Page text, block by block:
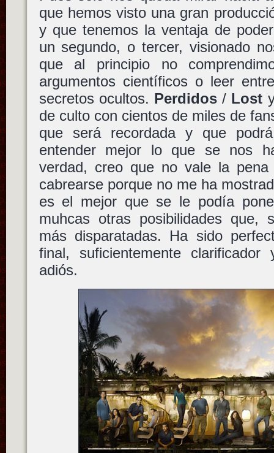
que hemos visto una gran
y que tenemos la ventaja de
un segundo, o tercer, visionado
que al principio no
argumentos científicos o leer
secretos ocultos. Perdidos/ Lost
de culto con cientos de miles de
que será recordada y que
entender mejor lo que se nos
verdad, creo que no vale la
cabrearse porque no me ha
es el mejor que se le podía
muhcas otras posibilidades que,
más disparatadas. Ha sido
final, suficientemente
adiós.